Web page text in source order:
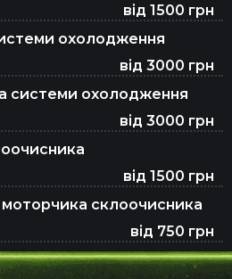
від 1500 грн
охолодження
від 3000 грн
системи охолодження
від 3000 грн
від 1500 грн
склоочисника
від 750 грн